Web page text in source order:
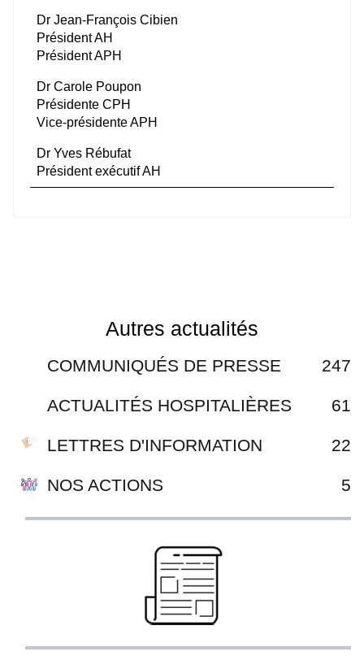
Dr Jean-François Cibien
Président AH
Président APH
Dr Carole Poupon
Présidente CPH
Vice-présidente APH
Dr Yves Rébufat
Président exécutif AH
Autres actualités
COMMUNIQUÉS DE PRESSE 247
ACTUALITÉS HOSPITALIÈRES 61
LETTRES D'INFORMATION 22
NOS ACTIONS 5